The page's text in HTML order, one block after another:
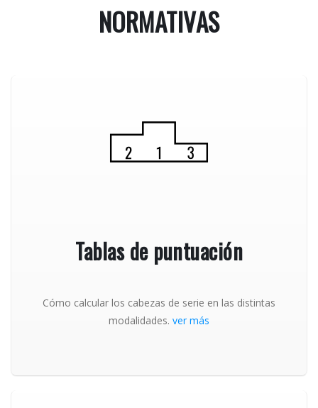
NORMATIVAS
Tablas de puntuación
Cómo calcular los cabezas de serie en las distintas
modalidades. ver más